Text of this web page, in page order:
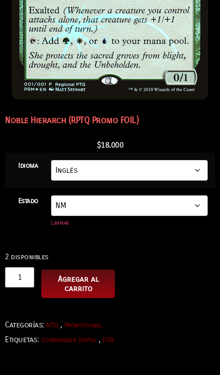
Noble Hierarch (RPTQ Promo FOIL)
$18.000
Idioma
Estado
Limpiar
2 disponibles
Agregar al
carrito
Categorías: MTG , Promotional
Etiquetas: Commander Staple , FOIL